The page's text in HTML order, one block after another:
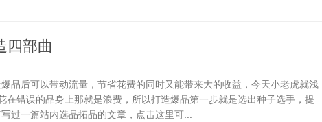
四部曲
品后可以带动流量，节省花费的同时又能带来大的收益，今天小老虎就浅
在错误的品身上那就是浪费，所以打造爆品第一步就是选出种子选手，提
过一篇站内选品拓品的文章，点击这里可...